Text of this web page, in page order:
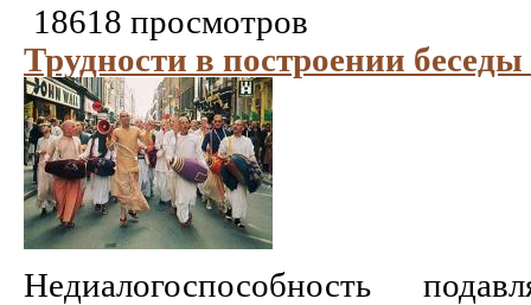
18618 просмотров
Трудности в построении
Недиалогоспособность